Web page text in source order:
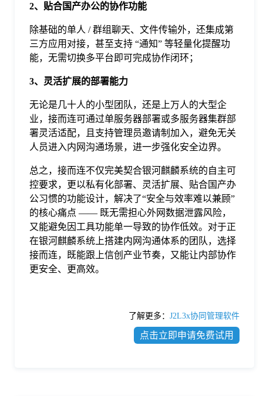
2、贴合国产办公的协作功能
除基础的单人 / 群组聊天、文件传输外，还集成第
三方应用对接，甚至支持 “通知” 等轻量化提醒功
能，无需切换多平台即可完成协作闭环；
3、灵活扩展的部署能力
无论是几十人的小型团队，还是上万人的大型企
业，接而连可通过单服务器部署或多服务器集群部
署灵活适配，且支持管理员邀请制加入，避免无关
人员进入内网沟通场景，进一步强化安全边界。
总之，接而连不仅完美契合银河麒麟系统的自主可
控要求，更以私有化部署、灵活扩展、贴合国产办
公习惯的功能设计，解决了“安全与效率难以兼顾”
的核心痛点 —— 既无需担心外网数据泄露风险，
又能避免因工具功能单一导致的协作低效。对于正
在银河麒麟系统上搭建内网沟通体系的团队，选择
接而连，既能跟上信创产业节奏，又能让内部协作
更安全、更高效。
了解更多： J2L3x协同管理软件
点击立即申请免费试用